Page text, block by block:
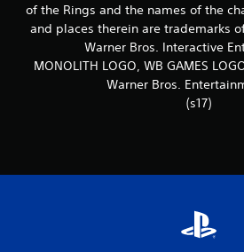
of the Rings and the names of the
and places therein are trademarks
Warner Bros. Interactive
MONOLITH LOGO, WB GAMES
Warner Bros.
(s17)